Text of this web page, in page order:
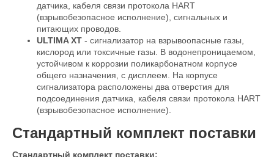
датчика, кабеля связи протокола HART
(взрывобезопасное исполнение), сигнальных и
питающих проводов.
ULTIMA XT - сигнализатор на взрывоопасные газы,
кислород или токсичные газы. В водонепроницаемом,
устойчивом к коррозии поликарбонатном корпусе
общего назначения, с дисплеем. На корпусе
сигнализатора расположены два отверстия для
подсоединения датчика, кабеля связи протокола HART
(взрывобезопасное исполнение).
Стандартный комплект поставки
Стандартный комплект поставки: